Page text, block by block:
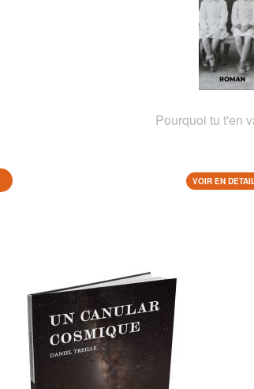
Pourquoi tu t'en
VOIR EN